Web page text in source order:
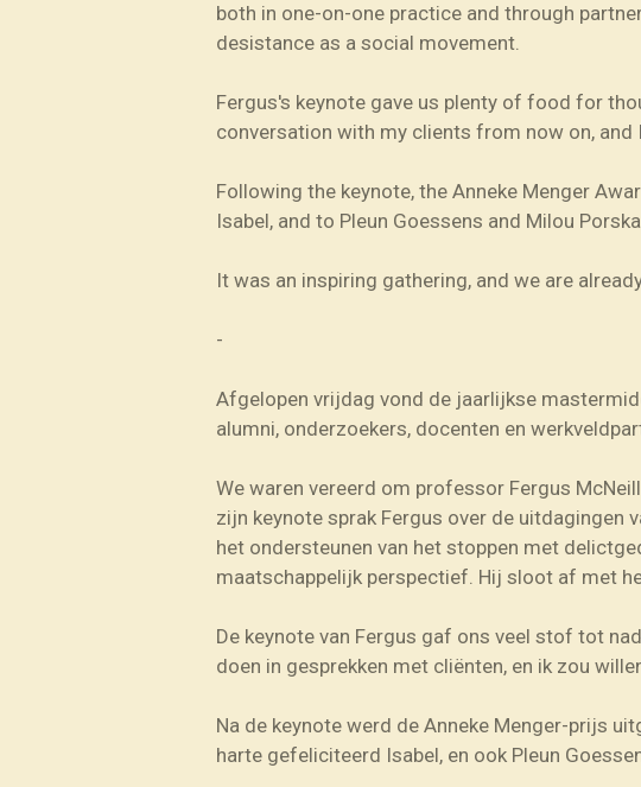
both in one-on-one practice and through
desistance as a social movement.
Fergus's keynote gave us plenty of food for
conversation with my clients from now on,
Following the keynote, the Anneke Menger
Isabel, and to Pleun Goessens and Milou
It was an inspiring gathering, and we are
-
Afgelopen vrijdag vond de jaarlijkse
alumni, onderzoekers, docenten en
We waren vereerd om professor Fergus
zijn keynote sprak Fergus over de uitdagingen
het ondersteunen van het stoppen met
maatschappelijk perspectief. Hij sloot af met
De keynote van Fergus gaf ons veel stof tot
doen in gesprekken met cliënten, en ik zou
Na de keynote werd de Anneke Menger-prijs
harte gefeliciteerd Isabel, en ook Pleun